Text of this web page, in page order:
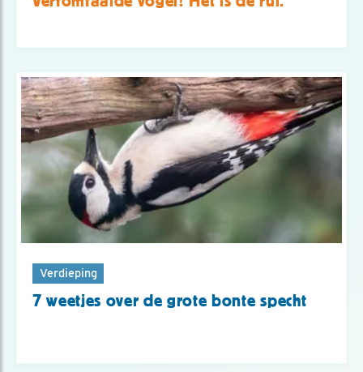
Verdieping
7 weetjes over de grote bonte specht